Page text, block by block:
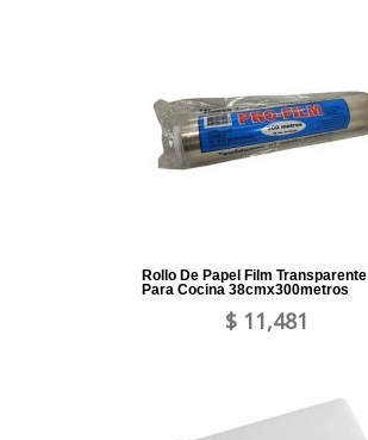
Rollo De Papel Film Transparente
Para Cocina 38cmx300metros
$ 11,481